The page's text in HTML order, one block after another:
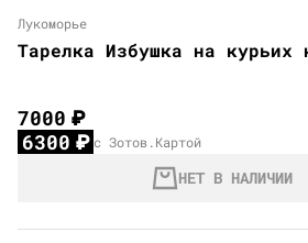
Лукоморье
Тарелка Избушка на курьих
7000₽
6300₽ с Зотов.Картой
НЕТ В НАЛИЧИИ